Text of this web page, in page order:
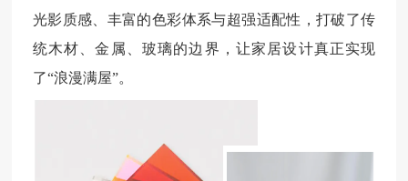
光影质感、丰富的色彩体系与超强适配性，打破了传
统木材、金属、玻璃的边界，让家居设计真正实现
了“浪漫满屋”。